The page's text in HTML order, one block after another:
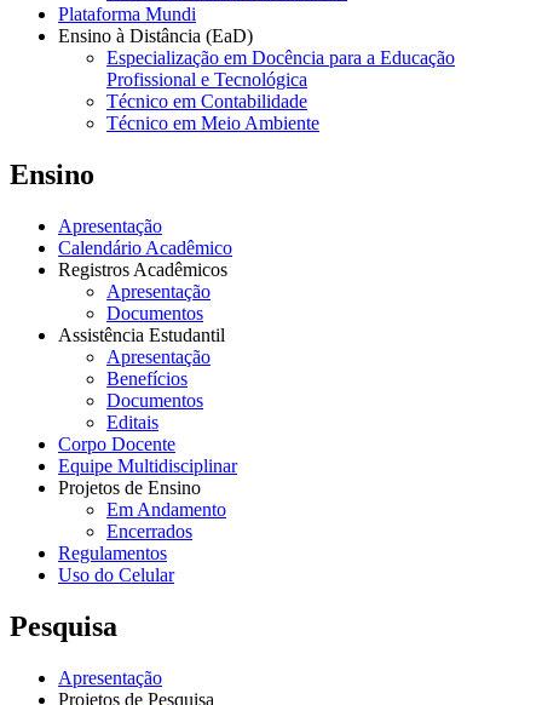
Plataforma Mundi
Ensino à Distância (EaD)
Especialização em Docência para a Educação
Profissional e Tecnológica
Técnico em Contabilidade
Técnico em Meio Ambiente
Ensino
Apresentação
Calendário Acadêmico
Registros Acadêmicos
Apresentação
Documentos
Assistência Estudantil
Apresentação
Benefícios
Documentos
Editais
Corpo Docente
Equipe Multidisciplinar
Projetos de Ensino
Em Andamento
Encerrados
Regulamentos
Uso do Celular
Pesquisa
Apresentação
Projetos de Pesquisa